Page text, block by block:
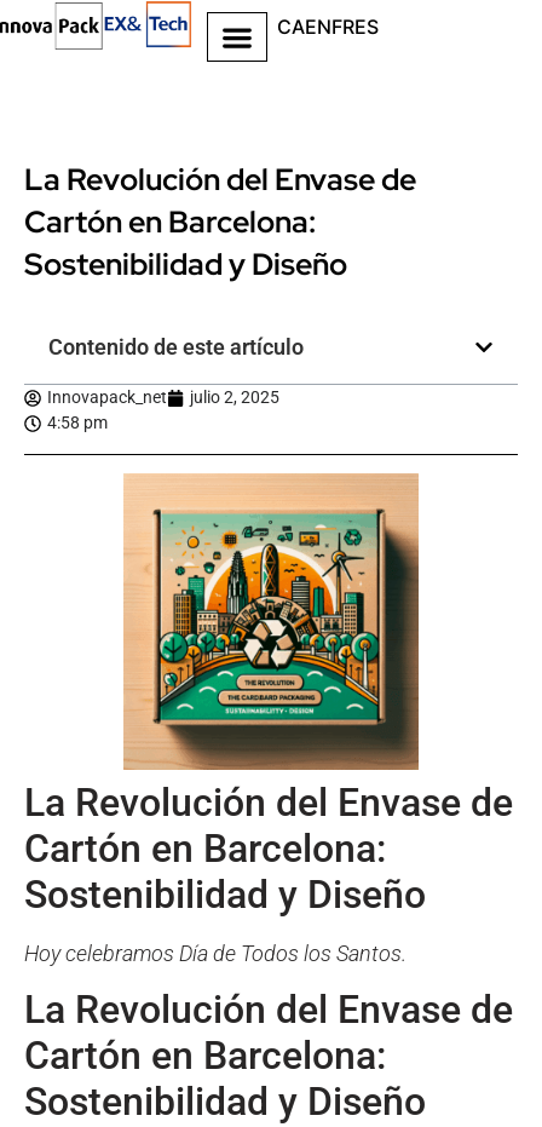
CAENFRES
La Revolución del Envase de
Cartón en Barcelona:
Sostenibilidad y Diseño
Contenido de este artículo
Innovapack_net
julio 2, 2025
4:58 pm
La Revolución del Envase de
Cartón en Barcelona:
Sostenibilidad y Diseño
Hoy celebramos Día de Todos los Santos.
La Revolución del Envase de
Cartón en Barcelona:
Sostenibilidad y Diseño